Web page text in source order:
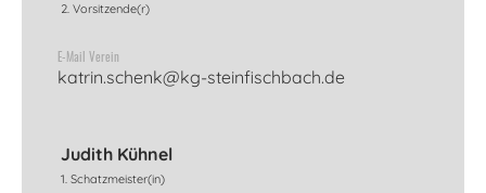
2. Vorsitzende(r)
E-Mail Verein
katrin.schenk@kg-steinfischbach.de
Judith Kühnel
1. Schatzmeister(in)